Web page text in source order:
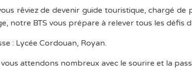
rêviez de devenir guide touristique, chargé
notre BTS vous prépare à relever tous les défis
: Lycée Cordouan, Royan.
attendons nombreux avec le sourire et la